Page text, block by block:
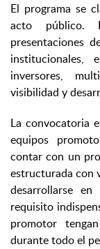
El programa se
acto público.
presentaciones
institucionales,
inversores,
visibilidad y
La convocatoria
equipos
contar con un
estructurada con
desarrollarse
requisito
promotor
durante todo el